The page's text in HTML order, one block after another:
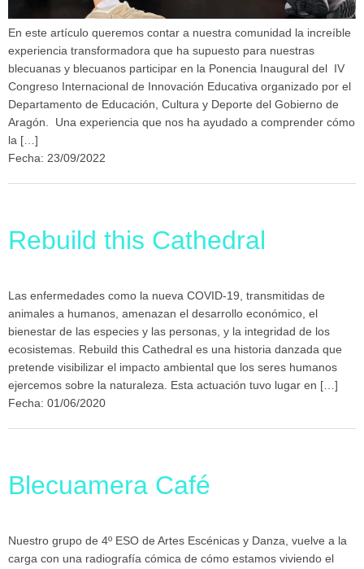
En este artículo queremos contar a nuestra comunidad la increíble
experiencia transformadora que ha supuesto para nuestras
blecuanas y blecuanos participar en la Ponencia Inaugural del IV
Congreso Internacional de Innovación Educativa organizado por el
Departamento de Educación, Cultura y Deporte del Gobierno de
Aragón. Una experiencia que nos ha ayudado a comprender cómo
la […]
Fecha: 23/09/2022
Rebuild this Cathedral
Las enfermedades como la nueva COVID-19, transmitidas de
animales a humanos, amenazan el desarrollo económico, el
bienestar de las especies y las personas, y la integridad de los
ecosistemas. Rebuild this Cathedral es una historia danzada que
pretende visibilizar el impacto ambiental que los seres humanos
ejercemos sobre la naturaleza. Esta actuación tuvo lugar en […]
Fecha: 01/06/2020
Blecuamera Café
Nuestro grupo de 4º ESO de Artes Escénicas y Danza, vuelve a la
carga con una radiografía cómica de cómo estamos viviendo el